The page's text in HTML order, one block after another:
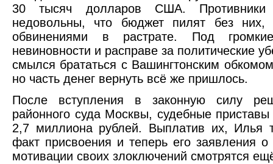
30 тысяч долларов США.
недовольны, что бюджет пилят без них,
обвинениями в растрате. Под
невиновности и расправе за политические
смылся брататься с Вашингтонским
но часть денег вернуть всё же пришлось.
После вступления в законную силу
районного суда Москвы, судебные
2,7 миллиона рублей. Выплатив их, Илья
факт присвоения и теперь его заявления о
мотивации своих злоключений смотрятся